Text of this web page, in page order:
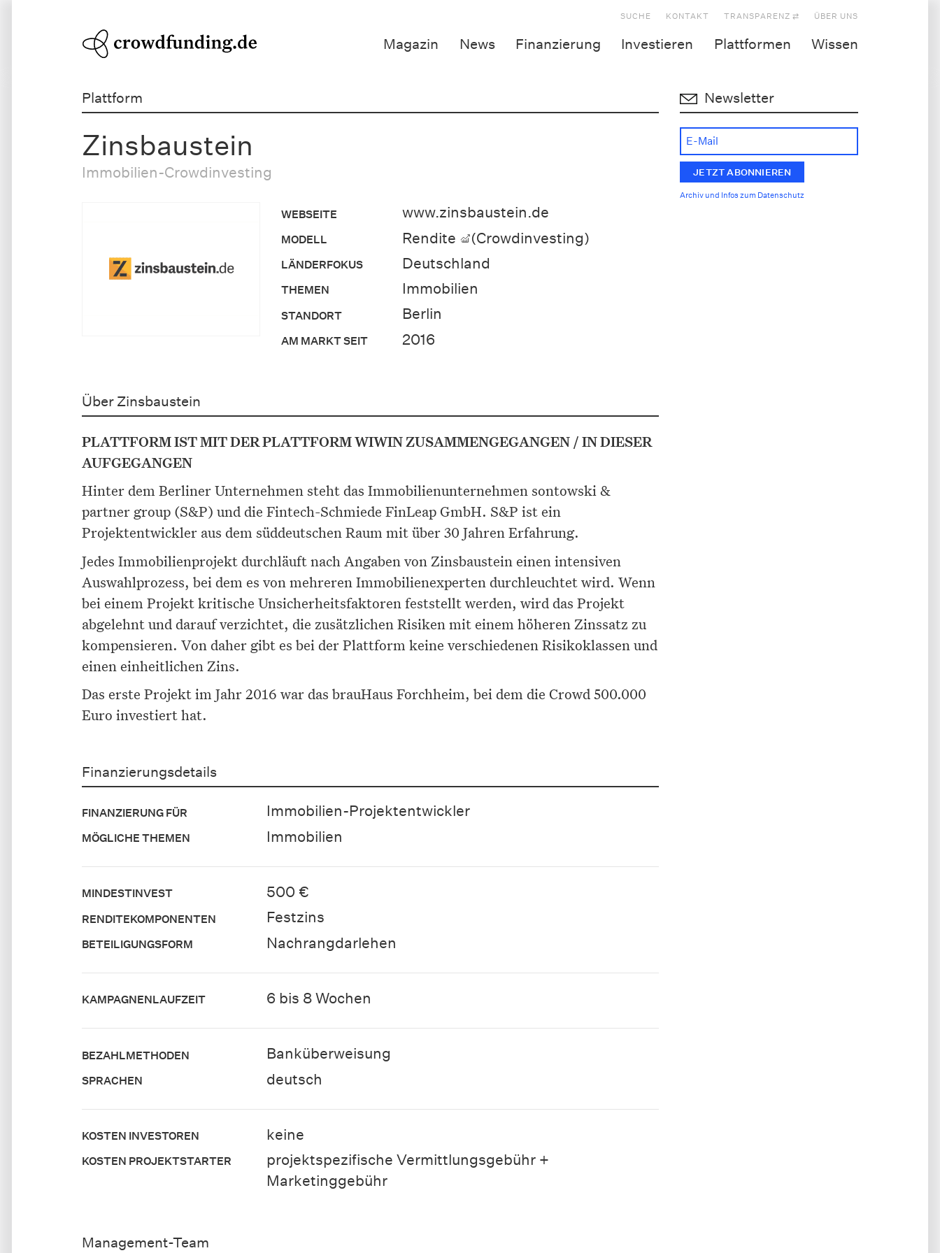
SUCHE KONTAKT TRANSPARENZ ⇄ ÜBER UNS
Magazin News Finanzierung Investieren Plattformen Wissen
Plattform
Zinsbaustein
Immobilien-Crowdinvesting
WEBSEITE www.zinsbaustein.de
MODELL Rendite (Crowdinvesting)
LÄNDERFOKUS Deutschland
THEMEN Immobilien
STANDORT Berlin
AM MARKT SEIT 2016
Über Zinsbaustein
PLATTFORM IST MIT DER PLATTFORM WIWIN ZUSAMMENGEGANGEN / IN DIESER
AUFGEGANGEN
Hinter dem Berliner Unternehmen steht das Immobilienunternehmen sontowski &
partner group (S&P) und die Fintech-Schmiede FinLeap GmbH. S&P ist ein
Projektentwickler aus dem süddeutschen Raum mit über 30 Jahren Erfahrung.
Jedes Immobilienprojekt durchläuft nach Angaben von Zinsbaustein einen intensiven
Auswahlprozess, bei dem es von mehreren Immobilienexperten durchleuchtet wird. Wenn
bei einem Projekt kritische Unsicherheitsfaktoren feststellt werden, wird das Projekt
abgelehnt und darauf verzichtet, die zusätzlichen Risiken mit einem höheren Zinssatz zu
kompensieren. Von daher gibt es bei der Plattform keine verschiedenen Risikoklassen und
einen einheitlichen Zins.
Das erste Projekt im Jahr 2016 war das brauHaus Forchheim, bei dem die Crowd 500.000
Euro investiert hat.
Finanzierungsdetails
FINANZIERUNG FÜR Immobilien-Projektentwickler
MÖGLICHE THEMEN Immobilien
MINDESTINVEST 500 €
RENDITEKOMPONENTEN Festzins
BETEILIGUNGSFORM Nachrangdarlehen
KAMPAGNENLAUFZEIT 6 bis 8 Wochen
BEZAHLMETHODEN Banküberweisung
SPRACHEN deutsch
KOSTEN INVESTOREN keine
KOSTEN PROJEKTSTARTER
projektspezifische Vermittlungsgebühr +
Marketinggebühr
Management-Team
Newsletter
Archiv und Infos zum Datenschutz